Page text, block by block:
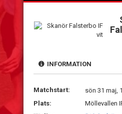
INFORMATION
Matchstart:
sön 31 maj,
Plats:
Möllevallen